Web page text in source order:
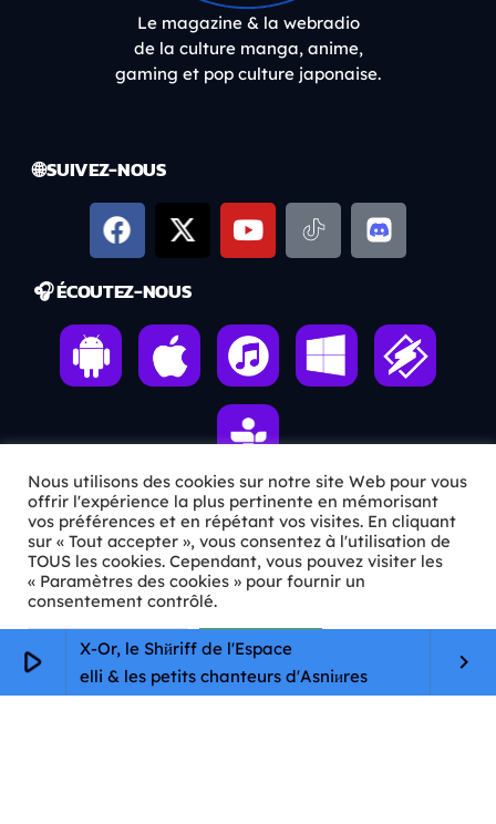
play_arrow
X-Or, le Shйriff de l'Espace
Savelli & les petits chanteurs d'Asniиres
keyboard_arrow_right
Le magazine & la webradio
de la culture manga, anime,
gaming et pop culture japonaise.
🌐 SUIVEZ-NOUS
🎧 ÉCOUTEZ-NOUS
ℹ️ INFOS PRATIQUES
✉️Contact
🦊Qui sommes-nous ?
📄
Mentions légales
Nous utilisons des cookies sur notre site Web pour vous
offrir l'expérience la plus pertinente en mémorisant
vos préférences et en répétant vos visites. En cliquant
sur « Tout accepter », vous consentez à l'utilisation de
TOUS les cookies. Cependant, vous pouvez visiter les
« Paramètres des cookies » pour fournir un
consentement contrôlé.
Paramètres Cookie Tout accepter